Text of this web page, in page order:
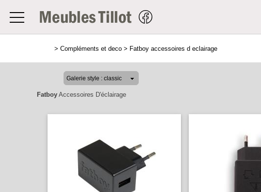
> Compléments et deco > Fatboy accessoires d eclairage
Fatboy Accessoires D'éclairage